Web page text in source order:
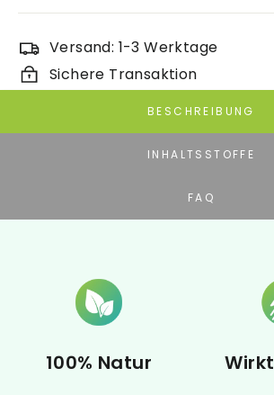
Versand: 1-3 Werktage
Sichere Transaktion
BESCHREIBUNG
INHALTSSTOFFE
FAQ
100% Natur